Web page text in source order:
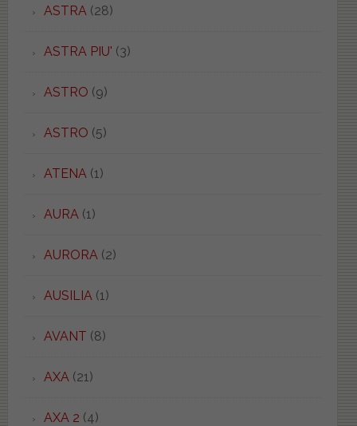
ASTRA (28)
ASTRA PIU' (3)
ASTRO (9)
ASTRO (5)
ATENA (1)
AURA (1)
AURORA (2)
AUSILIA (1)
AVANT (8)
AXA (21)
AXA 2 (4)